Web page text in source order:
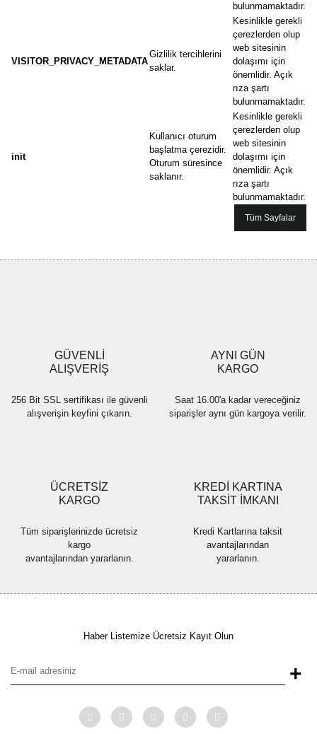
bulunmamaktadır.
VISITOR_PRIVACY_METADATA
Gizlilik tercihlerini
saklar.
Kesinlikle gerekli
çerezlerden olup
web sitesinin
dolaşımı için
önemlidir. Açık
rıza şartı
bulunmamaktadır.
init
Kullanıcı oturum
başlatma çerezidir.
Oturum süresince
saklanır.
Kesinlikle gerekli
çerezlerden olup
web sitesinin
dolaşımı için
önemlidir. Açık
rıza şartı
bulunmamaktadır.
Tüm Sayfalar
GÜVENLİ
ALIŞVERİŞ
256 Bit SSL sertifikası ile güvenli
alışverişin keyfini çıkarın.
AYNI GÜN
KARGO
Saat 16.00'a kadar vereceğiniz
siparişler aynı gün kargoya verilir.
ÜCRETSİZ
KARGO
Tüm siparişlerinizde ücretsiz
kargo
avantajlarından yararlanın.
KREDİ KARTINA
TAKSİT İMKANI
Kredi Kartlarına taksit
avantajlarından
yararlanın.
Haber Listemize Ücretsiz Kayıt Olun
+